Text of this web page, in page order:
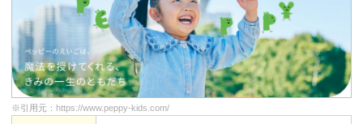
※引用元： https://www.peppy-kids.com/